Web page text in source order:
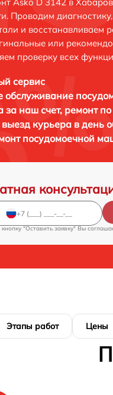
Проводим
и восстанавливаем
или
проверку всех
сервис
обслуживание
за наш счет, ремонт
курьера в день
посудомоечной
"Оставить заявку" Вы
Этапы работ Цены